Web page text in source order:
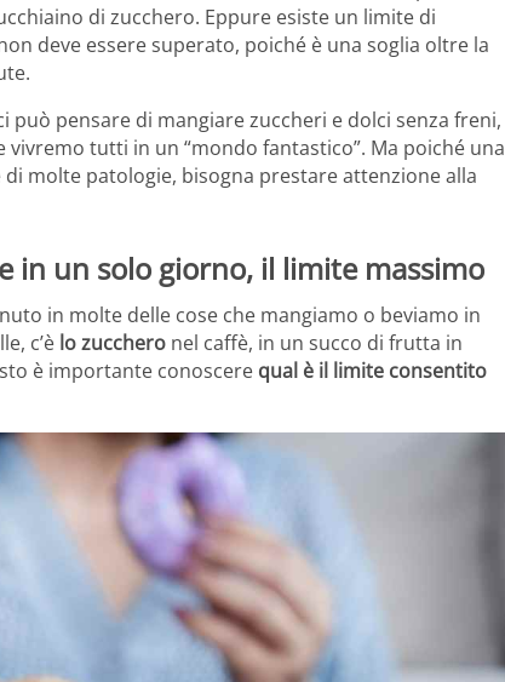
di zucchero. Eppure esiste un limite di
deve essere superato, poiché è una soglia oltre la
pensare di mangiare zuccheri e dolci senza freni,
tutti in un “mondo fantastico”. Ma poiché una
molte patologie, bisogna prestare attenzione alla
in un solo giorno, il limite massimo
in molte delle cose che mangiamo o beviamo in
c’è lo zucchero nel caffè, in un succo di frutta in
è importante conoscere qual è il limite consentito